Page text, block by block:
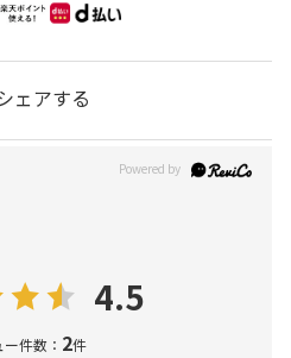
ェアする
4.5
ー件数： 2件